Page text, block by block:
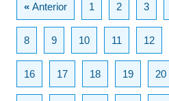
«Anterior 1 2 3
8 9 10 11 12
16 17 18 19 20